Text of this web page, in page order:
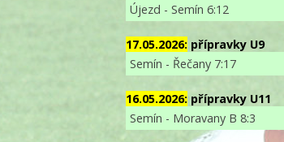
Újezd - Semín 6:12
17.05.2026: přípravky U9
Semín - Řečany 7:17
16.05.2026: přípravky U11
Semín - Moravany B 8:3